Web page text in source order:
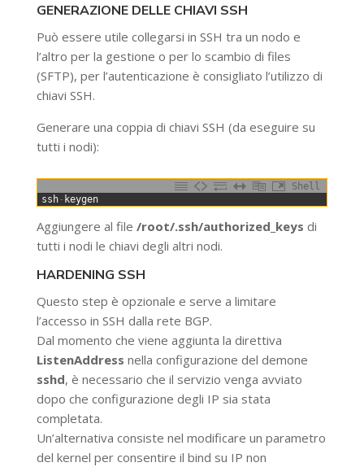
GENERAZIONE DELLE CHIAVI SSH
Può essere utile collegarsi in SSH tra un nodo e
l’altro per la gestione o per lo scambio di files
(SFTP), per l’autenticazione è consigliato l’utilizzo di
chiavi SSH.
Generare una coppia di chiavi SSH (da eseguire su
tutti i nodi):
Shell
ssh- keygen
Aggiungere al file /root/.ssh/authorized_keys di
tutti i nodi le chiavi degli altri nodi.
HARDENING SSH
Questo step è opzionale e serve a limitare
l’accesso in SSH dalla rete BGP.
Dal momento che viene aggiunta la direttiva
ListenAddress nella configurazione del demone
sshd, è necessario che il servizio venga avviato
dopo che configurazione degli IP sia stata
completata.
Un’alternativa consiste nel modificare un parametro
del kernel per consentire il bind su IP non